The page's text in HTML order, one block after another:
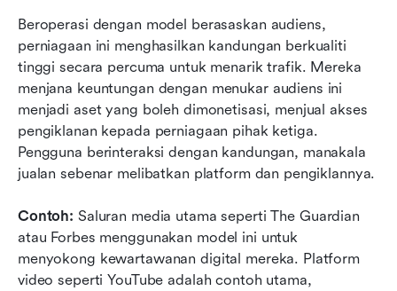
Beroperasi dengan model berasaskan audiens,
perniagaan ini menghasilkan kandungan berkualiti
tinggi secara percuma untuk menarik trafik. Mereka
menjana keuntungan dengan menukar audiens ini
menjadi aset yang boleh dimonetisasi, menjual akses
pengiklanan kepada perniagaan pihak ketiga.
Pengguna berinteraksi dengan kandungan, manakala
jualan sebenar melibatkan platform dan pengiklannya.
Contoh: Saluran media utama seperti The Guardian
atau Forbes menggunakan model ini untuk
menyokong kewartawanan digital mereka. Platform
video seperti YouTube adalah contoh utama,